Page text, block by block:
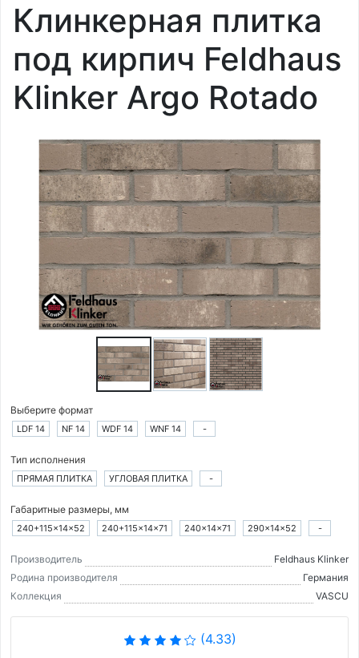
Клинкерная плитка
под кирпич Feldhaus
Klinker Argo Rotado
Выберите формат
LDF 14 NF 14 WDF 14 WNF 14 -
Тип исполнения
ПРЯМАЯ ПЛИТКА УГЛОВАЯ ПЛИТКА -
Габаритные размеры, мм
240+115×14×52 240+115×14×71 240×14×71 290×14×52 -
Производитель
Feldhaus Klinker
Родина производителя
Германия
Коллекция
VASCU
(4.33)